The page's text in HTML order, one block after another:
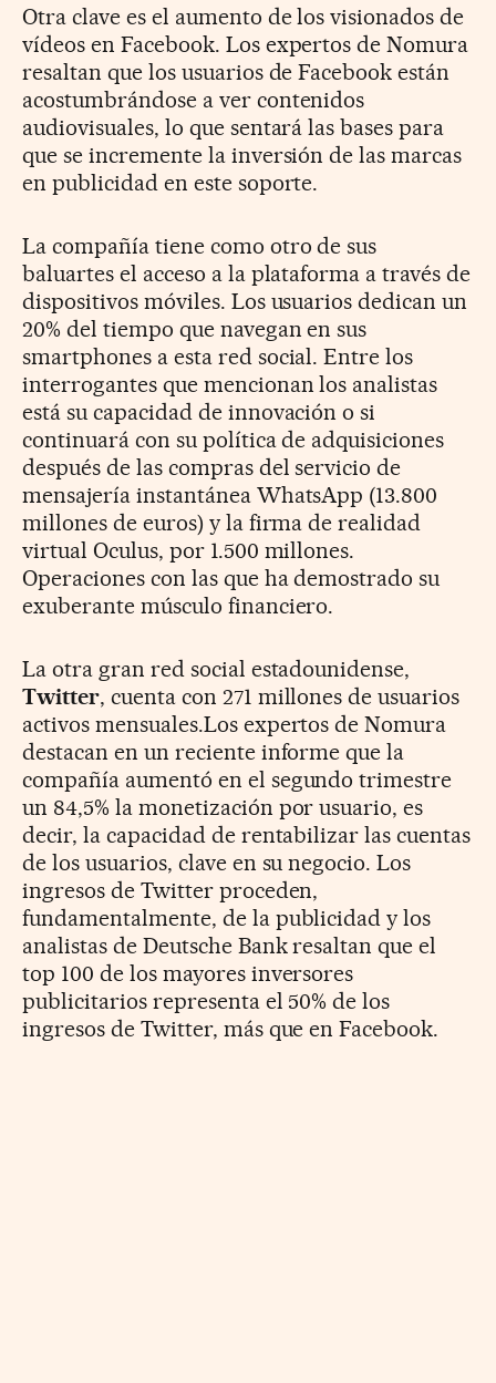
Otra clave es el aumento de los visionados de
vídeos en Facebook. Los expertos de Nomura
resaltan que los usuarios de Facebook están
acostumbrándose a ver contenidos
audiovisuales, lo que sentará las bases para
que se incremente la inversión de las marcas
en publicidad en este soporte.
La compañía tiene como otro de sus
baluartes el acceso a la plataforma a través de
dispositivos móviles. Los usuarios dedican un
20% del tiempo que navegan en sus
smartphones a esta red social. Entre los
interrogantes que mencionan los analistas
está su capacidad de innovación o si
continuará con su política de adquisiciones
después de las compras del servicio de
mensajería instantánea WhatsApp (13.800
millones de euros) y la firma de realidad
virtual Oculus, por 1.500 millones.
Operaciones con las que ha demostrado su
exuberante músculo financiero.
La otra gran red social estadounidense,
Twitter, cuenta con 271 millones de usuarios
activos mensuales.Los expertos de Nomura
destacan en un reciente informe que la
compañía aumentó en el segundo trimestre
un 84,5% la monetización por usuario, es
decir, la capacidad de rentabilizar las cuentas
de los usuarios, clave en su negocio. Los
ingresos de Twitter proceden,
fundamentalmente, de la publicidad y los
analistas de Deutsche Bank resaltan que el
top 100 de los mayores inversores
publicitarios representa el 50% de los
ingresos de Twitter, más que en Facebook.